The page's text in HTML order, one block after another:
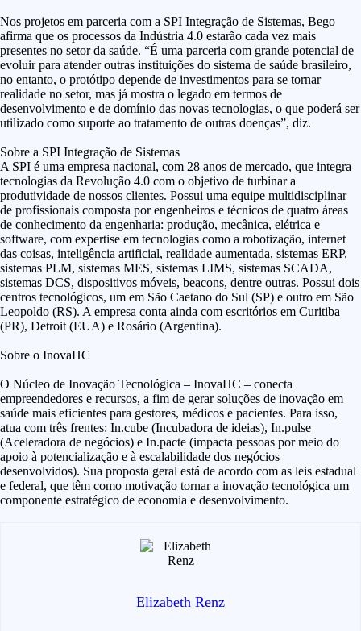
Nos projetos em parceria com a SPI Integração de Sistemas, Bego
afirma que os processos da Indústria 4.0 estarão cada vez mais
presentes no setor da saúde. “É uma parceria com grande potencial de
evoluir para atender outras instituições do sistema de saúde brasileiro,
no entanto, o protótipo depende de investimentos para se tornar
realidade no setor, mas já mostra o legado em termos de
desenvolvimento e de domínio das novas tecnologias, o que poderá ser
utilizado como suporte ao tratamento de outras doenças”, diz.
Sobre a SPI Integração de Sistemas
A SPI é uma empresa nacional, com 28 anos de mercado, que integra
tecnologias da Revolução 4.0 com o objetivo de turbinar a
produtividade de nossos clientes. Possui uma equipe multidisciplinar
de profissionais composta por engenheiros e técnicos de quatro áreas
de conhecimento da engenharia: produção, mecânica, elétrica e
software, com expertise em tecnologias como a robotização, internet
das coisas, inteligência artificial, realidade aumentada, sistemas ERP,
sistemas PLM, sistemas MES, sistemas LIMS, sistemas SCADA,
sistemas DCS, dispositivos móveis, beacons, dentre outras. Possui dois
centros tecnológicos, um em São Caetano do Sul (SP) e outro em São
Leopoldo (RS). A empresa conta ainda com escritórios em Curitiba
(PR), Detroit (EUA) e Rosário (Argentina).
Sobre o InovaHC
O Núcleo de Inovação Tecnológica – InovaHC – conecta
empreendedores e recursos, a fim de gerar soluções de inovação em
saúde mais eficientes para gestores, médicos e pacientes. Para isso,
atua com três frentes: In.cube (Incubadora de ideias), In.pulse
(Aceleradora de negócios) e In.pacte (impacta pessoas por meio do
apoio à potencialização e à escalabilidade dos negócios
desenvolvidos). Sua proposta geral está de acordo com as leis estadual
e federal, que têm como motivação tornar a inovação tecnológica um
componente estratégico de economia e desenvolvimento.
Elizabeth Renz